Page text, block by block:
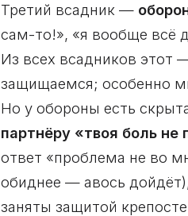
Третий всадник —
сам-то!», «я вообще всё
Из всех всадников
защищаемся; особенно
Но у обороны есть
партнёру «твоя боль не
ответ «проблема не во
обиднее — авось
заняты защитой